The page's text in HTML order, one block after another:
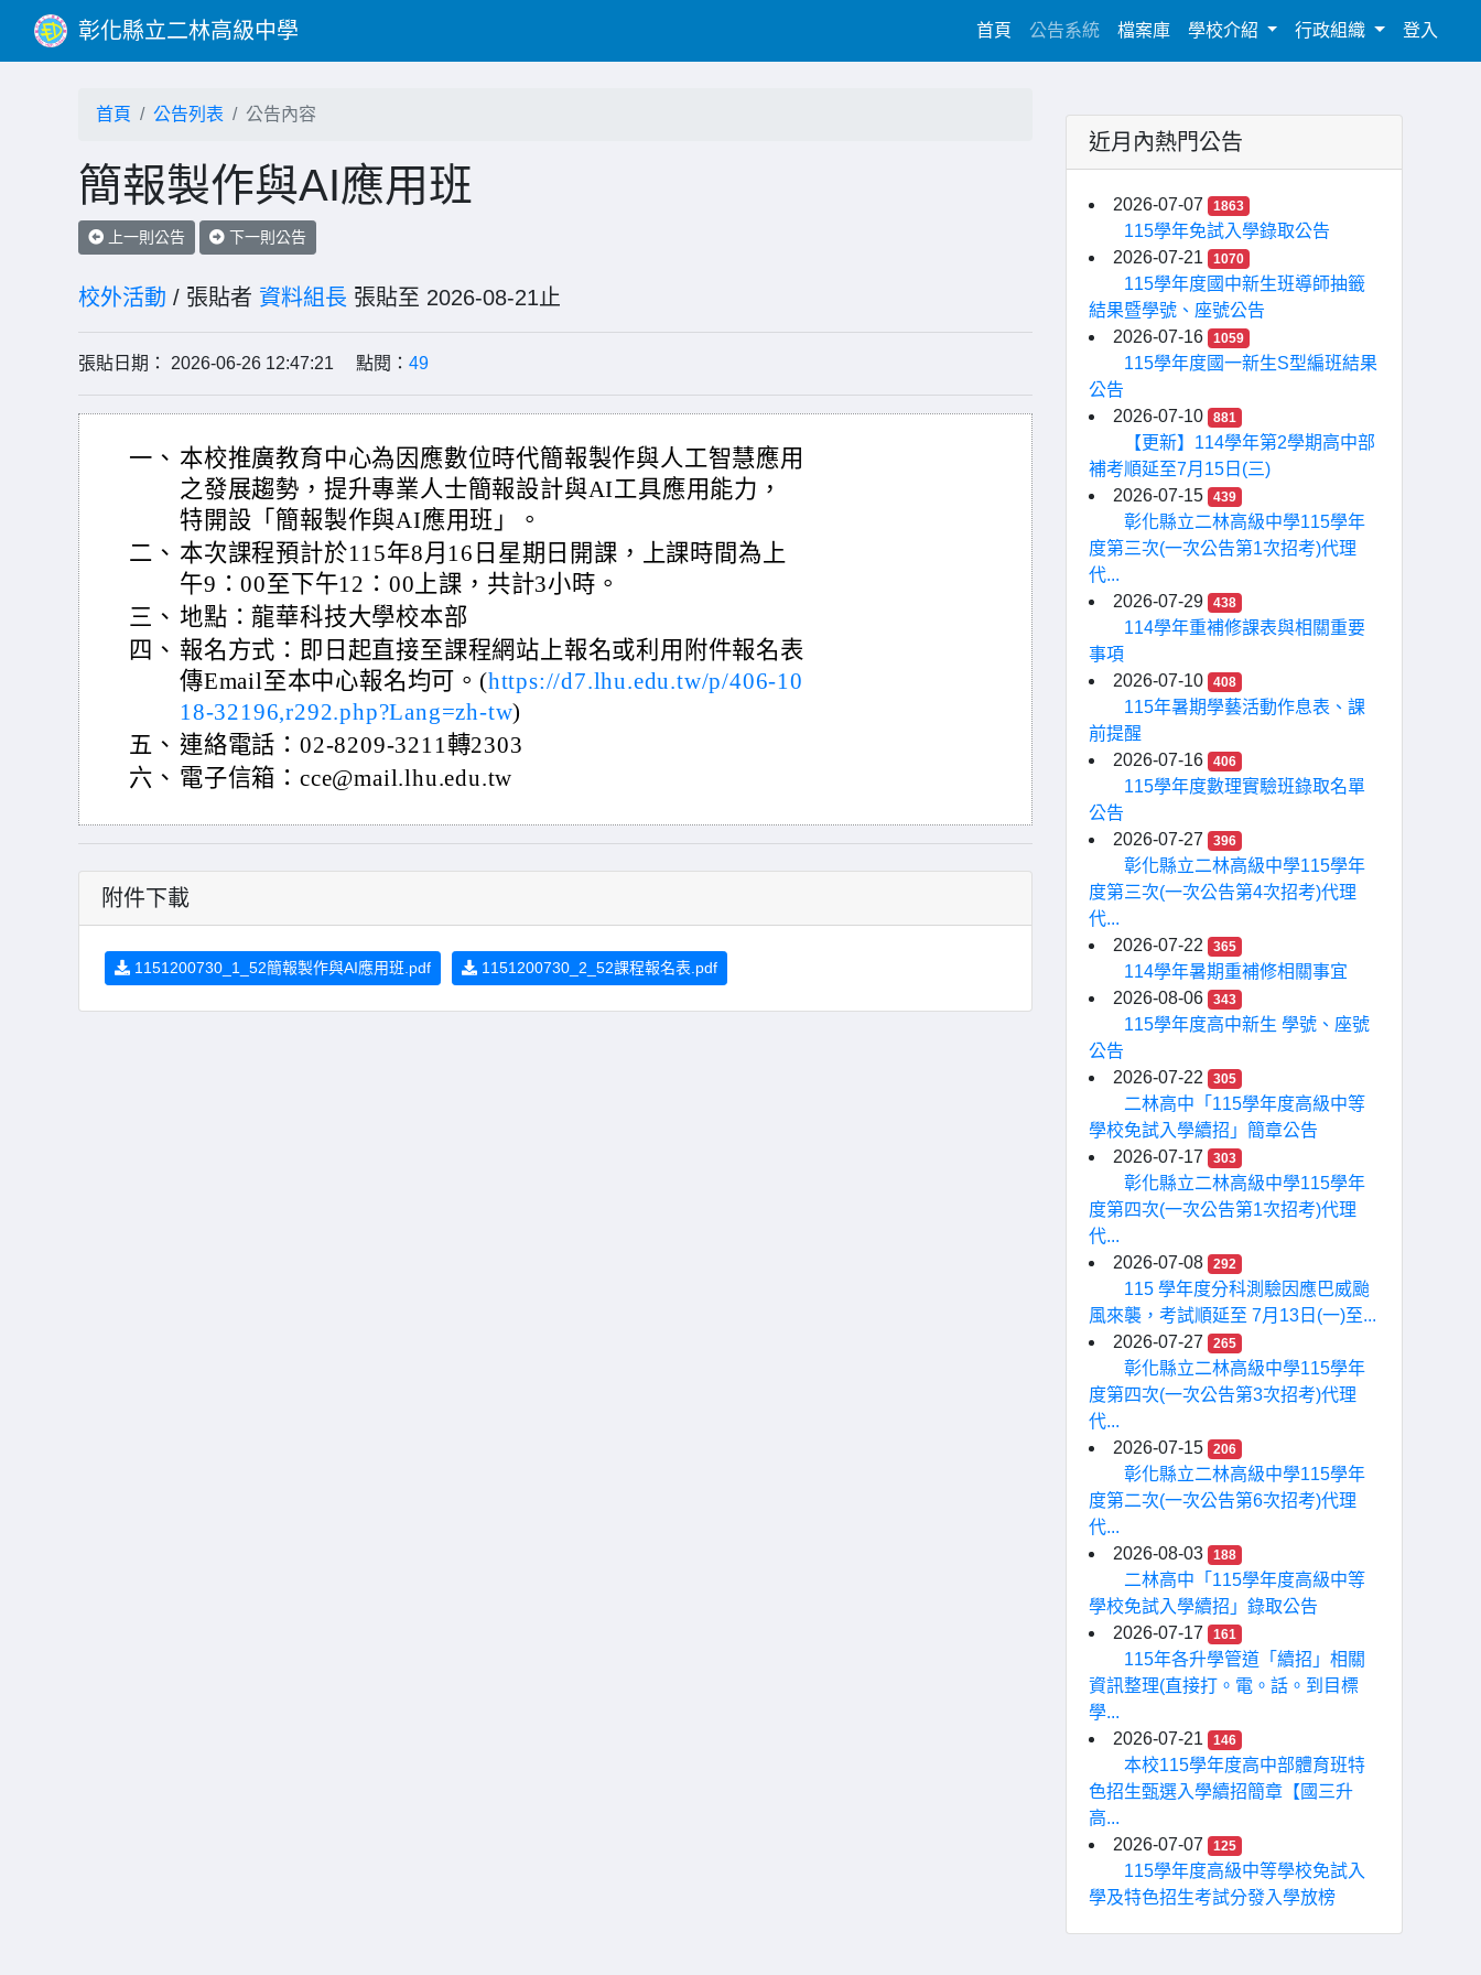
彰化縣立二林高級中學 首頁(current)
公告系統 檔案庫 學校介紹 行政組織 登入
首頁 公告列表 公告內容
簡報製作與AI應用班
上一則公告 下一則公告
校外活動 / 張貼者 資料組長 張貼至 2026-08-21止
張貼日期： 2026-06-26 12:47:21 點閱： 49
一、 本校推廣教育中心為因應數位時代簡報製作與人工智慧應用
之發展趨勢，提升專業人士簡報設計與AI工具應用能力，
特開設「簡報製作與AI應用班」。
二、 本次課程預計於115年8月16日星期日開課，上課時間為上
午9：00至下午12：00上課，共計3小時。
三、 地點：龍華科技大學校本部
四、 報名方式：即日起直接至課程網站上報名或利用附件報名表
傳Email至本中心報名均可。(https://d7.lhu.edu.tw/p/406-10
18-32196,r292.php?Lang=zh-tw)
五、 連絡電話：02-8209-3211轉2303
六、 電子信箱：cce@mail.lhu.edu.tw
附件下載
1151200730_1_52簡報製作與AI應用班.pdf 1151200730_2_52課程報名表.pdf
近月內熱門公告
2026-07-07 1863
115學年免試入學錄取公告
2026-07-21
1070
115學年度國中新生班導師抽籤
結果暨學號、座號公告
2026-07-16
1059
115學年度國一新生S型編班結果
公告
2026-07-10
881
【更新】114學年第2學期高中部
補考順延至7月15日(三)
2026-07-15
439
彰化縣立二林高級中學115學年
度第三次(一次公告第1次招考)代理
代...
2026-07-29
438
114學年重補修課表與相關重要
事項
2026-07-10
408
115年暑期學藝活動作息表、課
前提醒
2026-07-16
406
115學年度數理實驗班錄取名單
公告
2026-07-27
396
彰化縣立二林高級中學115學年
度第三次(一次公告第4次招考)代理
代...
2026-07-22
365
114學年暑期重補修相關事宜
2026-08-06
343
115學年度高中新生 學號、座號
公告
2026-07-22
305
二林高中「115學年度高級中等
學校免試入學續招」簡章公告
2026-07-17
303
彰化縣立二林高級中學115學年
度第四次(一次公告第1次招考)代理
代...
2026-07-08
292
115 學年度分科測驗因應巴威颱
風來襲，考試順延至 7月13日(一)至...
2026-07-27
265
彰化縣立二林高級中學115學年
度第四次(一次公告第3次招考)代理
代...
2026-07-15
206
彰化縣立二林高級中學115學年
度第二次(一次公告第6次招考)代理
代...
2026-08-03
188
二林高中「115學年度高級中等
學校免試入學續招」錄取公告
2026-07-17
161
115年各升學管道「續招」相關
資訊整理(直接打。電。話。到目標
學...
2026-07-21
146
本校115學年度高中部體育班特
色招生甄選入學續招簡章【國三升
高...
2026-07-07
125
115學年度高級中等學校免試入
學及特色招生考試分發入學放榜